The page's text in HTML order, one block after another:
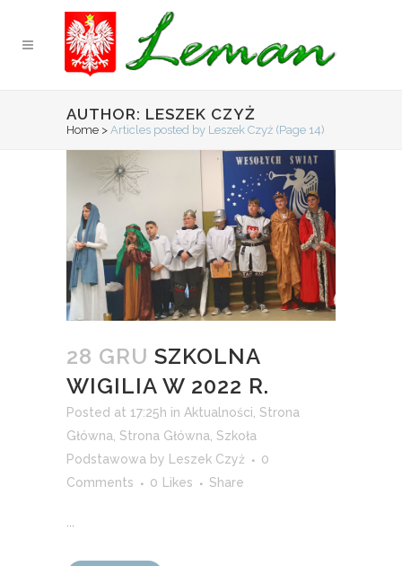
AUTHOR: LESZEK CZYŻ
Home > Articles posted by Leszek Czyż (Page 14)
28 GRU SZKOLNA
WIGILIA W 2022 R.
Posted at 17:25h in Aktualności Strona
Główna Strona Główna Szkoła
Podstawowa by Leszek Czyż
0
Comments
0 Likes Share